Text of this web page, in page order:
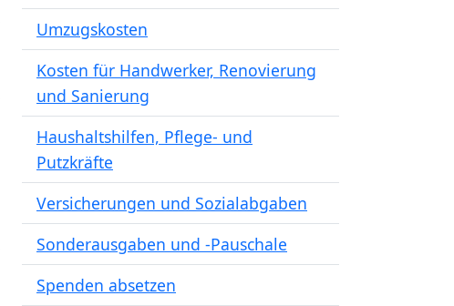
Umzugskosten
Kosten für Handwerker, Renovierung
und Sanierung
Haushaltshilfen, Pflege- und
Putzkräfte
Versicherungen und Sozialabgaben
Sonderausgaben und -Pauschale
Spenden absetzen